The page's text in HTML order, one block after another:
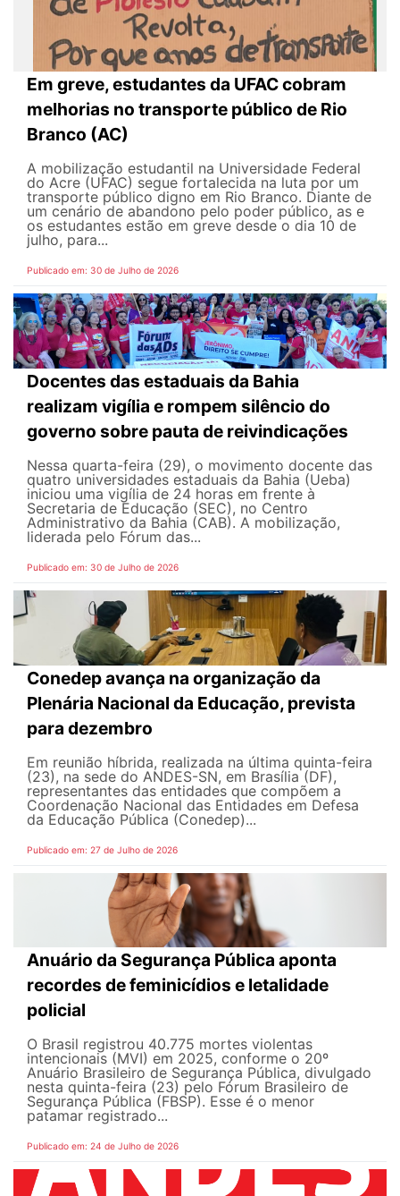
Em greve, estudantes da UFAC cobram
melhorias no transporte público de Rio
Branco (AC)
A mobilização estudantil na Universidade Federal
do Acre (UFAC) segue fortalecida na luta por um
transporte público digno em Rio Branco. Diante de
um cenário de abandono pelo poder público, as e
os estudantes estão em greve desde o dia 10 de
julho, para...
Publicado em: 30 de Julho de 2026
Docentes das estaduais da Bahia
realizam vigília e rompem silêncio do
governo sobre pauta de reivindicações
Nessa quarta-feira (29), o movimento docente das
quatro universidades estaduais da Bahia (Ueba)
iniciou uma vigília de 24 horas em frente à
Secretaria de Educação (SEC), no Centro
Administrativo da Bahia (CAB). A mobilização,
liderada pelo Fórum das...
Publicado em: 30 de Julho de 2026
Conedep avança na organização da
Plenária Nacional da Educação, prevista
para dezembro
Em reunião híbrida, realizada na última quinta-feira
(23), na sede do ANDES-SN, em Brasília (DF),
representantes das entidades que compõem a
Coordenação Nacional das Entidades em Defesa
da Educação Pública (Conedep)...
Publicado em: 27 de Julho de 2026
Anuário da Segurança Pública aponta
recordes de feminicídios e letalidade
policial
O Brasil registrou 40.775 mortes violentas
intencionais (MVI) em 2025, conforme o 20º
Anuário Brasileiro de Segurança Pública, divulgado
nesta quinta-feira (23) pelo Fórum Brasileiro de
Segurança Pública (FBSP). Esse é o menor
patamar registrado...
Publicado em: 24 de Julho de 2026